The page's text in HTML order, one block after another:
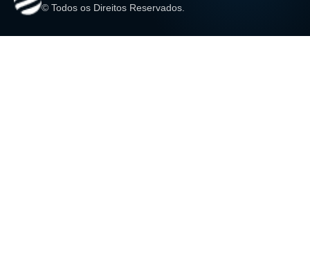
© Todos os Direitos Reservados.